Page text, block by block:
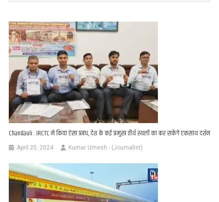
Chandauli : IRCTC ने किया ऐसा प्रबंध, देश के कई प्रमुख तीर्थ स्थलों का कर सकेंगे एकसाथ दर्शन
April 25, 2024 Kumar Umesh - (Journalist)